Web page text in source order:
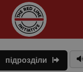
підрозділи